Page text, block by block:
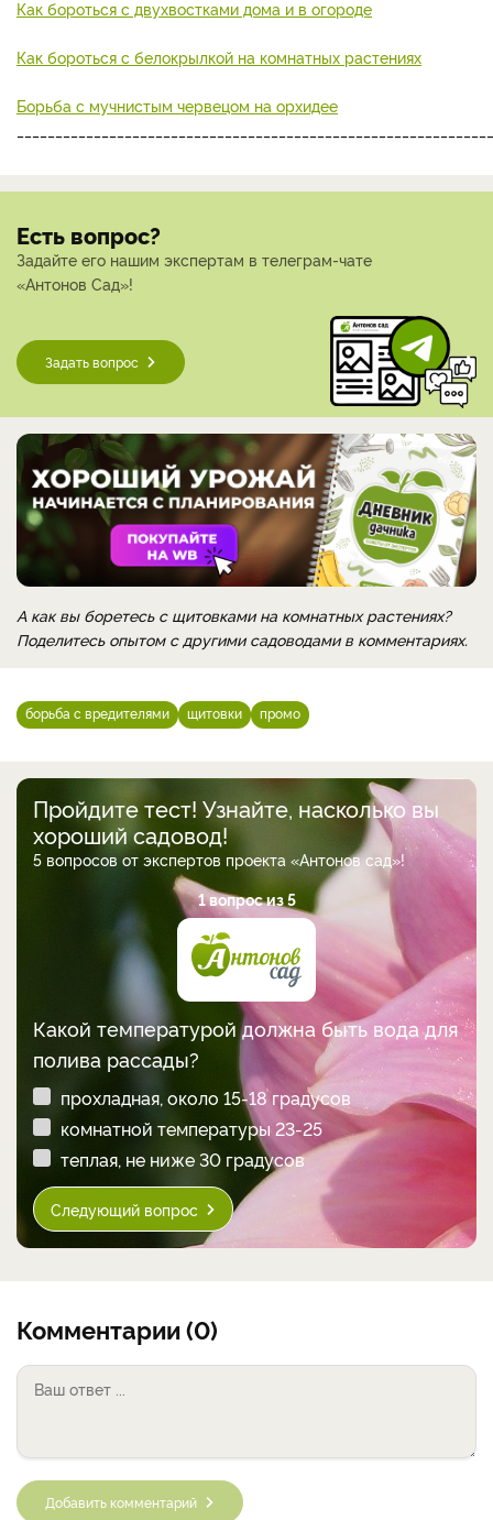
Как бороться с двухвостками дома и в огороде
Как бороться с белокрылкой на комнатных растениях
Борьба с мучнистым червецом на орхидее
Есть вопрос?
Задайте его нашим экспертам в телеграм-чате
«Антонов Сад»!
Задать вопрос
А как вы боретесь с щитовками на комнатных растениях?
Поделитесь опытом с другими садоводами в комментариях.
борьба с вредителями щитовки промо
Пройдите тест! Узнайте, насколько вы
хороший садовод!
5 вопросов от экспертов проекта «Антонов сад»!
1 вопрос из 5
Какой температурой должна быть вода для
полива рассады?
прохладная, около 15-18 градусов
комнатной температуры 23-25
теплая, не ниже 30 градусов
Следующий вопрос
Комментарии (0)
Добавить комментарий